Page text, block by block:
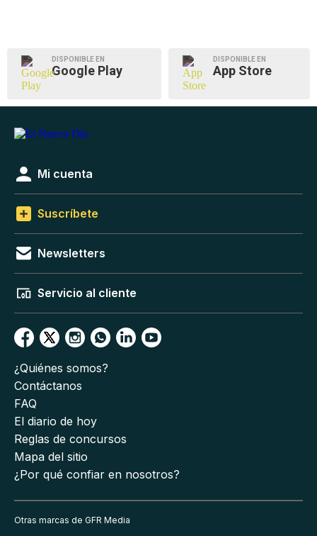
DISPONIBLE EN
Google Play
DISPONIBLE EN
App Store
Mi cuenta
Suscríbete
Newsletters
Servicio al cliente
¿Quiénes somos?
Contáctanos
FAQ
El diario de hoy
Reglas de concursos
Mapa del sitio
¿Por qué confiar en nosotros?
Otras marcas de GFR Media